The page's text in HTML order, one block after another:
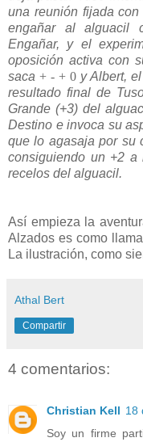
una reunión fijada
engañar al alguacil
Engañar, y el
oposición activa con
saca+ - + 0 y Albert,
resultado final de
Grande (+3) del
Destino e invoca su
que lo agasaja por su
consiguiendo un +2
recelos del alguacil.
Así empieza la
Alzados es como
La ilustración, como
Athal Bert
Compartir
4 comentarios:
Christian Kell 18
Soy un firme